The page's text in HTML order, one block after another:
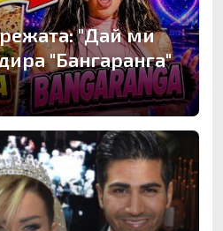
"Дай ми
"Бангаранга"